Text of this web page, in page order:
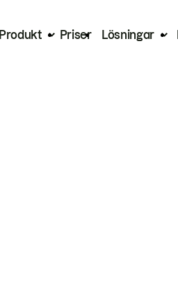
Produkt Priser Lösningar